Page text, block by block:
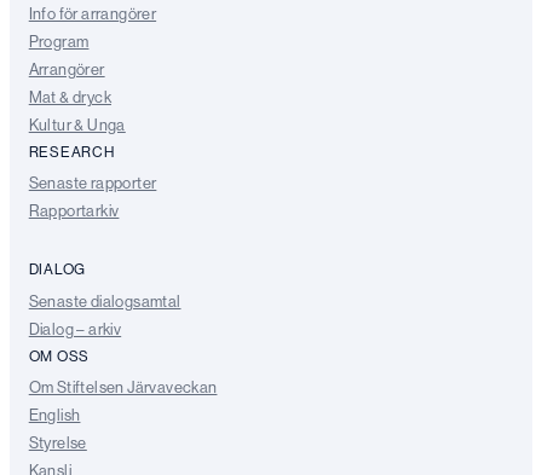
Info för arrangörer
Program
Arrangörer
Mat & dryck
Kultur & Unga
RESEARCH
Senaste rapporter
Rapportarkiv
DIALOG
Senaste dialogsamtal
Dialog – arkiv
OM OSS
Om Stiftelsen Järvaveckan
English
Styrelse
Kansli